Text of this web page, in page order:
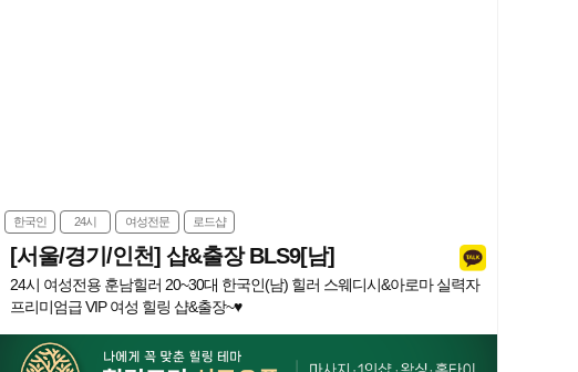
한국인 24시 여성전문 로드샵
[서울/경기/인천] 샵&출장 BLS9[남]
24시 여성전용 훈남힐러 20~30대 한국인(남) 힐러 스웨디시&아로마 실력자
프리미엄급 VIP 여성 힐링 샵&출장~♥